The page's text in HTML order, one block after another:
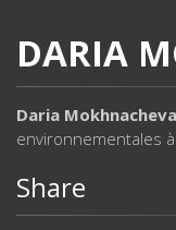
DARIA
Daria Mokhnacheva
environnementales à
Share